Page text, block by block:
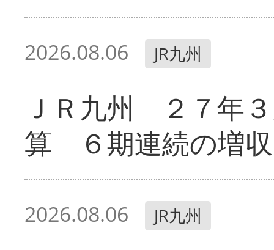
2026.08.06 JR九州
ＪＲ九州 ２７年
算 ６期連続の増収
2026.08.06 JR九州